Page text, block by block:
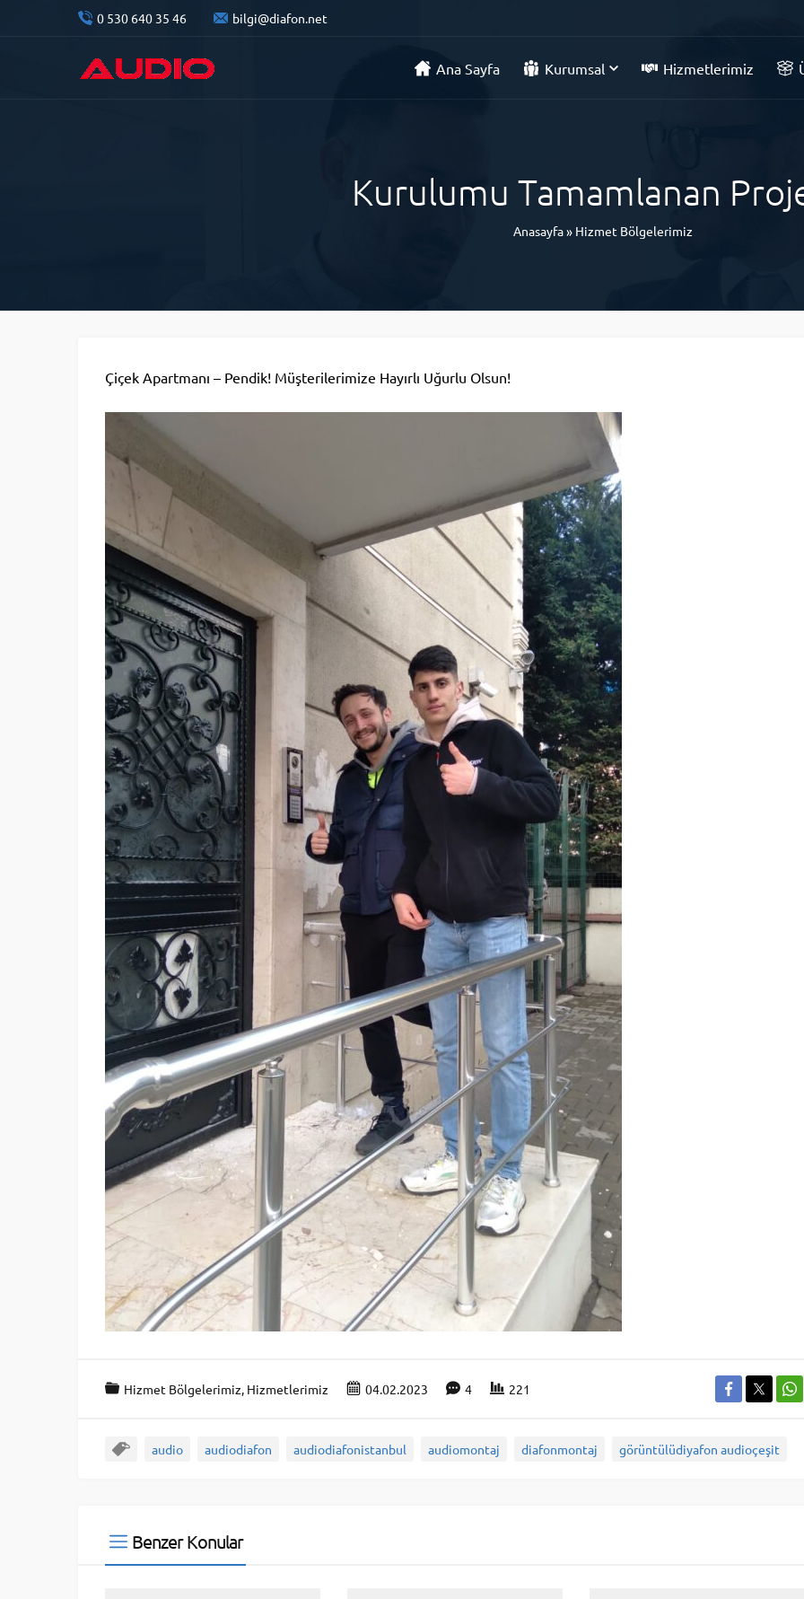
0 530 640 35 46 bilgi@diafon.net
Ana Sayfa Kurumsal Hizmetlerimiz
Kurulumu Tamamlanan
Anasayfa» Hizmet Bölgelerimiz
Çiçek Apartmanı – Pendik! Müşterilerimize Hayırlı Uğurlu Olsun!
Hizmet Bölgelerimiz, Hizmetlerimiz 04.02.2023 4 221
audio audiodiafon audiodiafonistanbul audiomontaj diafonmontaj görüntülüdiyafon audioçeşit
Benzer Konular